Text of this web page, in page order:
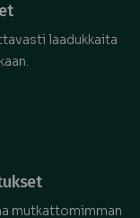
laadukkaita
mutkattomimman